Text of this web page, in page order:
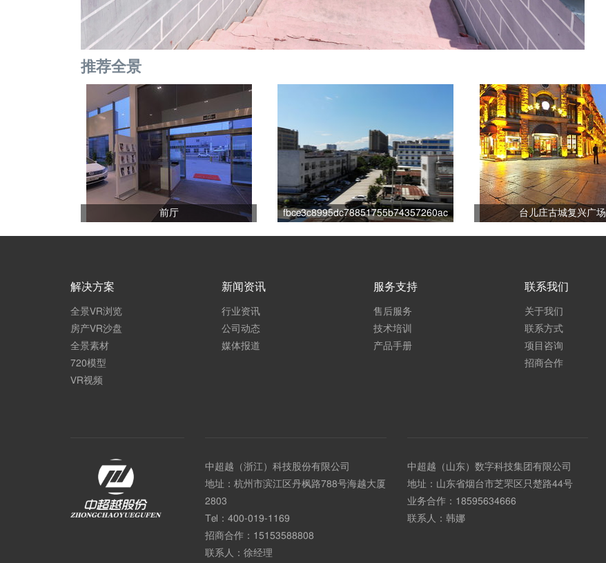
推荐全景
前厅 fbce3c8995dc78851755b74357260ac 台儿庄古城复兴广场
解决方案
全景VR浏览
房产VR沙盘
全景素材
720模型
VR视频
新闻资讯
行业资讯
公司动态
媒体报道
服务支持
售后服务
技术培训
产品手册
联系我们
关于我们
联系方式
项目咨询
招商合作
中超越（浙江）科技股份有限公司
地址：杭州市滨江区丹枫路788号海越大厦
2803
Tel： 400-019-1169
招商合作： 15153588808
联系人：徐经理
中超越（山东）数字科技集团有限公司
地址：山东省烟台市芝罘区只楚路44号
业务合作： 18595634666
联系人：韩娜